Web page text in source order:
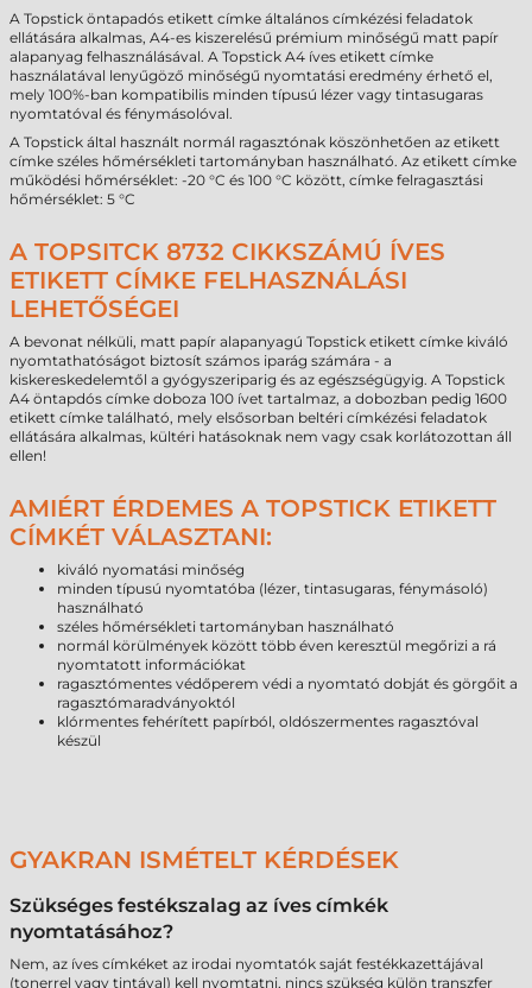
A Topstick öntapadós etikett címke általános címkézési feladatok
ellátására alkalmas, A4-es kiszerelésű prémium minőségű matt papír
alapanyag felhasználásával. A Topstick A4 íves etikett címke
használatával lenyűgöző minőségű nyomtatási eredmény érhető el,
mely 100%-ban kompatibilis minden típusú lézer vagy tintasugaras
nyomtatóval és fénymásolóval.
A Topstick által használt normál ragasztónak köszönhetően az etikett
címke széles hőmérsékleti tartományban használható. Az etikett címke
működési hőmérséklet: -20 °C és 100 °C között, címke felragasztási
hőmérséklet: 5 °C
A TOPSITCK 8732 CIKKSZÁMÚ ÍVES
ETIKETT CÍMKE FELHASZNÁLÁSI
LEHETŐSÉGEI
A bevonat nélküli, matt papír alapanyagú Topstick etikett címke kiváló
nyomtathatóságot biztosít számos iparág számára - a
kiskereskedelemtől a gyógyszeriparig és az egészségügyig. A Topstick
A4 öntapdós címke doboza 100 ívet tartalmaz, a dobozban pedig 1600
etikett címke található, mely elsősorban beltéri címkézési feladatok
ellátására alkalmas, kültéri hatásoknak nem vagy csak korlátozottan áll
ellen!
AMIÉRT ÉRDEMES A TOPSTICK ETIKETT
CÍMKÉT VÁLASZTANI:
kiváló nyomatási minőség
minden típusú nyomtatóba (lézer, tintasugaras, fénymásoló)
használható
széles hőmérsékleti tartományban használható
normál körülmények között több éven keresztül megőrizi a rá
nyomtatott információkat
ragasztómentes védőperem védi a nyomtató dobját és görgőit a
ragasztómaradványoktól
klórmentes fehérített papírból, oldószermentes ragasztóval
készül
GYAKRAN ISMÉTELT KÉRDÉSEK
Szükséges festékszalag az íves címkék
nyomtatásához?
Nem, az íves címkéket az irodai nyomtatók saját festékkazettájával
(tonerrel vagy tintával) kell nyomtatni, nincs szükség külön transzfer